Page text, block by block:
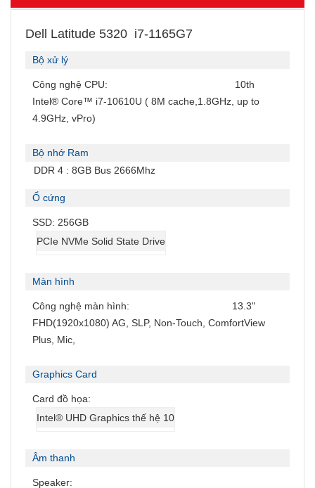
Dell Latitude 5320 i7-1165G7
Bộ xử lý
Công nghệ CPU:
10th
Intel® Core™ i7-10610U ( 8M cache,1.8GHz, up to
4.9GHz, vPro)
Bộ nhớ Ram
DDR 4 : 8GB Bus 2666Mhz
Ổ cứng
SSD: 256GB
PCIe NVMe Solid State Drive
Màn hình
Công nghệ màn hình:
13.3"
FHD(1920x1080) AG, SLP, Non-Touch, ComfortView
Plus, Mic,
Graphics Card
Card đồ họa:
Intel® UHD Graphics thế hệ 10
Âm thanh
Speaker: